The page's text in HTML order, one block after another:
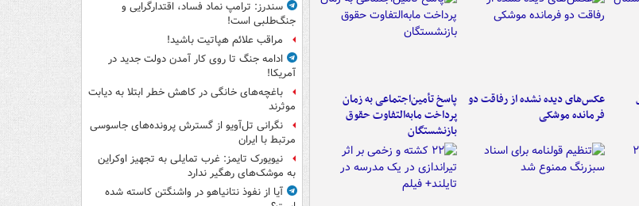
عکس‌های دیده نشده از رفاقت دو
فرمانده‌ موشکی
پاسخ تأمین‌اجتماعی به زمان
پرداخت مابه‌التفاوت حقوق
بازنشستگان
سندرز: ترامپ نماد فساد، اقتدارگرایی و
جنگ‌طلبی است!
مراقب علائم هپاتیت باشید!
ادامه جنگ تا روی کار آمدن دولت جدید در
آمریکا!
باغچه‌های خانگی در کاهش خطر ابتلا به دیابت
موثرند
نگرانی تل‌آویو از گسترش پرونده‌های جاسوسی
مرتبط با ایران
نیویورک تایمز: غرب تمایلی به تجهیز اوکراین
به موشک‌های رهگیر ندارد
آیا از نفوذ نتانیاهو در واشنگتن کاسته شده